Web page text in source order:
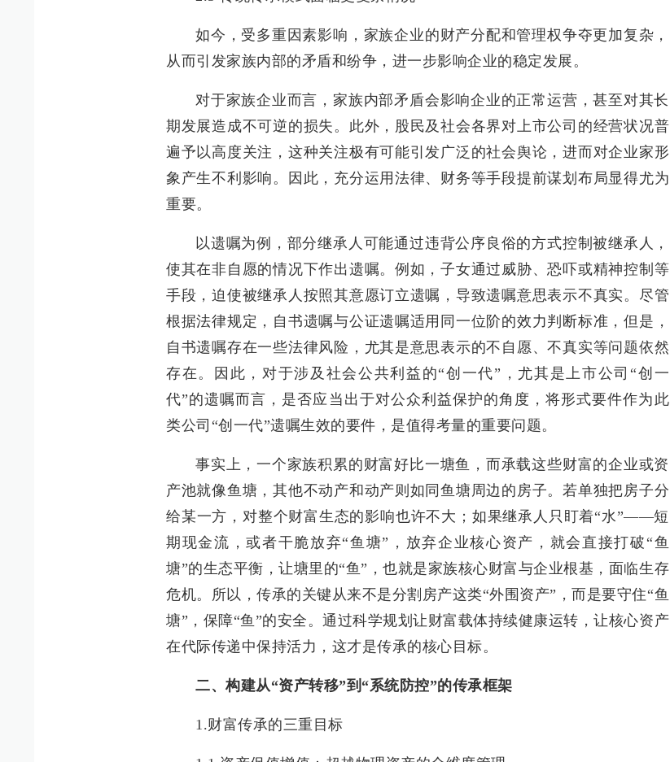
如今，受多重因素影响，家族企业的财产分配和管理权争夺更加复杂，
从而引发家族内部的矛盾和纷争，进一步影响企业的稳定发展。
对于家族企业而言，家族内部矛盾会影响企业的正常运营，甚至对其长
期发展造成不可逆的损失。此外，股民及社会各界对上市公司的经营状况普
遍予以高度关注，这种关注极有可能引发广泛的社会舆论，进而对企业家形
象产生不利影响。因此，充分运用法律、财务等手段提前谋划布局显得尤为
重要。
以遗嘱为例，部分继承人可能通过违背公序良俗的方式控制被继承人，
使其在非自愿的情况下作出遗嘱。例如，子女通过威胁、恐吓或精神控制等
手段，迫使被继承人按照其意愿订立遗嘱，导致遗嘱意思表示不真实。尽管
根据法律规定，自书遗嘱与公证遗嘱适用同一位阶的效力判断标准，但是，
自书遗嘱存在一些法律风险，尤其是意思表示的不自愿、不真实等问题依然
存在。因此，对于涉及社会公共利益的“创一代”，尤其是上市公司“创一
代”的遗嘱而言，是否应当出于对公众利益保护的角度，将形式要件作为此
类公司“创一代”遗嘱生效的要件，是值得考量的重要问题。
事实上，一个家族积累的财富好比一塘鱼，而承载这些财富的企业或资
产池就像鱼塘，其他不动产和动产则如同鱼塘周边的房子。若单独把房子分
给某一方，对整个财富生态的影响也许不大；如果继承人只盯着“水”——短
期现金流，或者干脆放弃“鱼塘”，放弃企业核心资产，就会直接打破“鱼
塘”的生态平衡，让塘里的“鱼”，也就是家族核心财富与企业根基，面临生存
危机。所以，传承的关键从来不是分割房产这类“外围资产”，而是要守住“鱼
塘”，保障“鱼”的安全。通过科学规划让财富载体持续健康运转，让核心资产
在代际传递中保持活力，这才是传承的核心目标。
二、构建从“资产转移”到“系统防控”的传承框架
1.财富传承的三重目标